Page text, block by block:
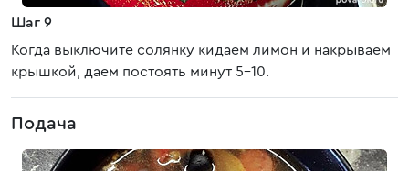
Шаг 9
Когда выключите солянку кидаем лимон и накрываем
крышкой, даем постоять минут 5-10.
Подача